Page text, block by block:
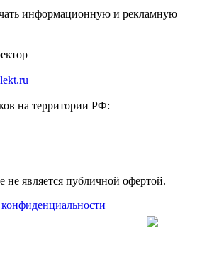
информационную и рекламную
на территории РФ:
не является публичной офертой.